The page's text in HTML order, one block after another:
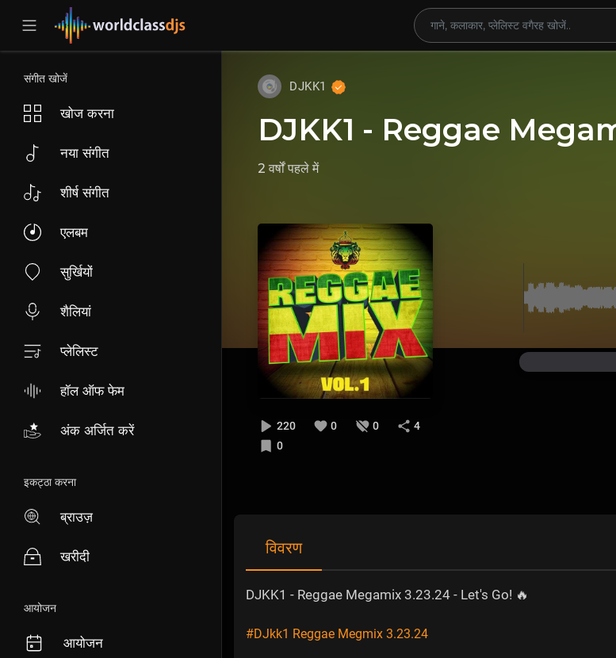
संगीत खोजें
खोज करना
नया संगीत
शीर्ष संगीत
एलबम
सुर्खियों
शैलियां
प्लेलिस्ट
हॉल ऑफ फेम
अंक अर्जित करें
इकट्ठा करना
ब्राउज़
खरीदी
आयोजन
आयोजन
DJKK1
DJKK1 - Reggae
2 वर्षों पहले में
220 0 0
4
0
विवरण
DJKK1 - Reggae Megamix 3.23.24 - Let's Go! 🔥
#DJkk1 Reggae Megmix 3.23.24